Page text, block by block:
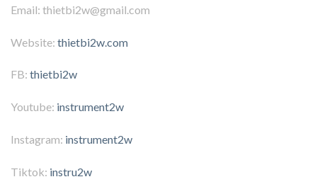
Email: thietbi2w@gmail.com
Website: thietbi2w.com
FB: thietbi2w
Youtube: instrument2w
Instagram: instrument2w
Tiktok: instru2w